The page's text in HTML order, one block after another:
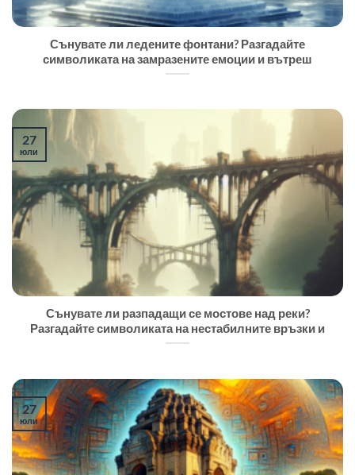
Сънувате ли ледените фонтани? Разгадайте
символиката на замразените емоции и вътреш
Сънувате ли разпадащи се мостове над реки?
Разгадайте символиката на нестабилните връзки и
27
юли
27
юли